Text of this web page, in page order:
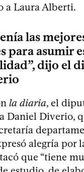
a Laura Alberti.
las
para asumir
dijo el
la diaria, el
Daniel Diverio,
alegría por
que “tiene